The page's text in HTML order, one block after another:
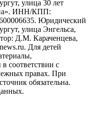
улица 30 лет
ИНН/КПП:
Юридический
улица Энгельса,
Д.М. Караченцева,
Для детей
соответствии с
правах. При
обязательна.